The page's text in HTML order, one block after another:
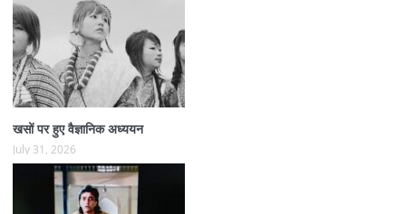
खसों पर हुए वैज्ञानिक अध्ययन
July 31, 2026